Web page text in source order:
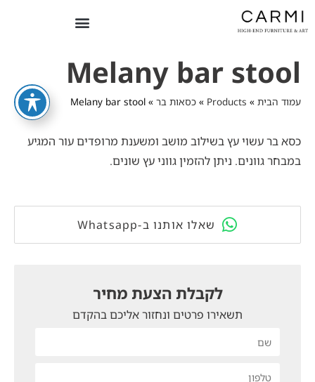
Melany bar stool
עמוד הבית »
Products
» כסאות בר »
Melany bar stool
כסא בר עשוי עץ בשילוב מושב ומשענת מרופדים עור המגיע
במבחר גוונים. ניתן להזמין גווני עץ שונים.
Whatsapp-שאלו אותנו ב
לקבלת הצעת מחיר
תשאירו פרטים ונחזור אליכם בהקדם